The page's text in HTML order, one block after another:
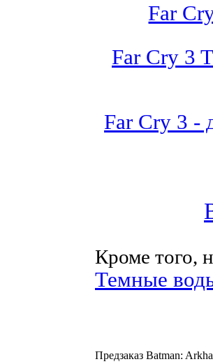
Far
Far Cry 3
Far Cry 3 -
Кроме того,
Темные
Предзаказ Batman: